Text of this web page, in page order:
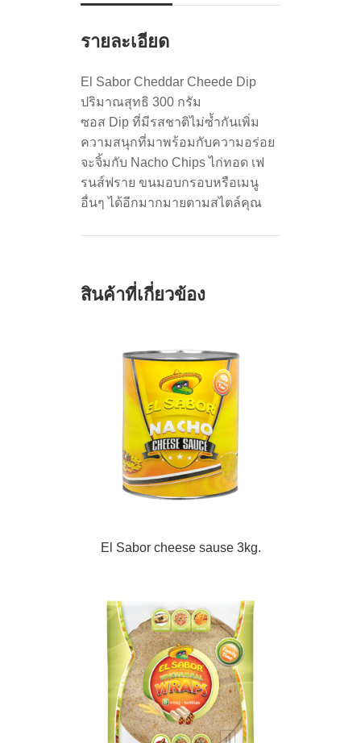
รายละเอียด
El Sabor Cheddar Cheede Dip
ปริมาณสุทธิ 300 กรัม
ซอส Dip ที่มีรสชาติไม่ซ้ำกันเพิ่ม
ความสนุกที่มาพร้อมกับความอร่อย
จะจิ้มกับ Nacho Chips ไก่ทอด เฟ
รนส์ฟราย ขนมอบกรอบหรือเมนู
อื่นๆ ได้อีกมากมายตามสไตล์คุณ
สินค้าที่เกี่ยวข้อง
El Sabor cheese sause 3kg.